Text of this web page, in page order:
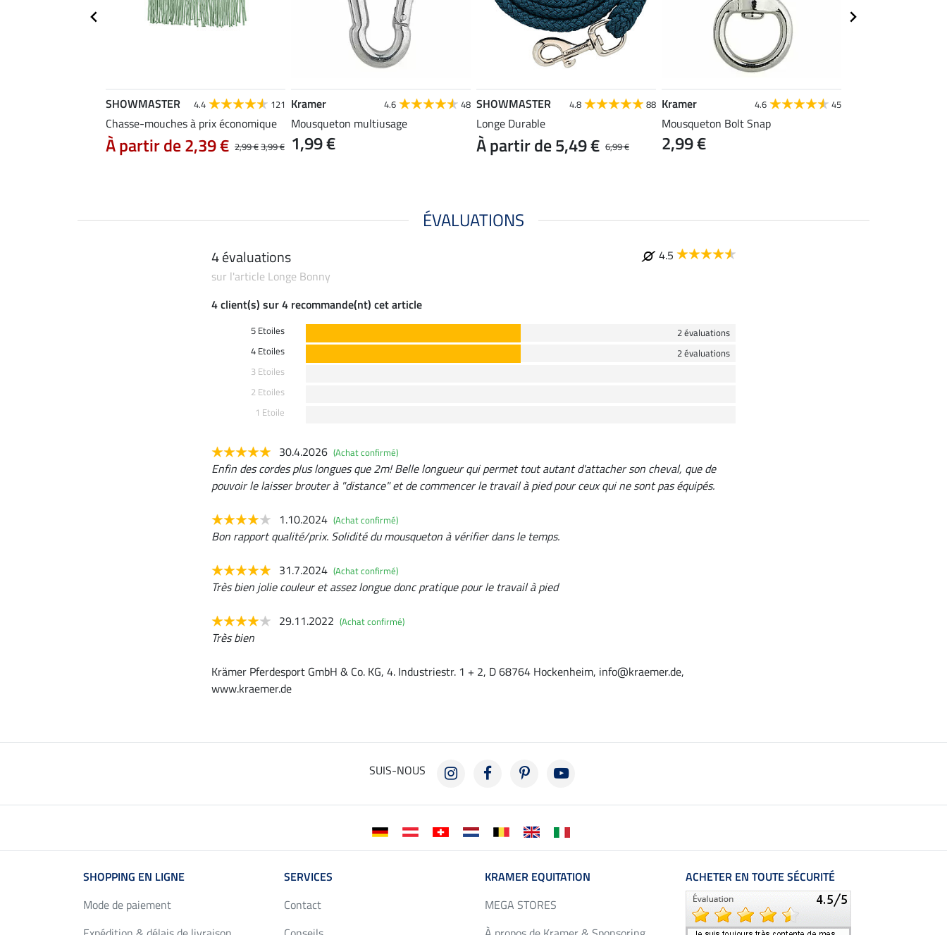
SHOWMASTER 4.4 121
Chasse-mouches à prix économique
2,99 €3,99 €
À partir de 2,39 €
Kramer 4.6 48
Mousqueton multiusage
1,99 €
SHOWMASTER 4.8 88
Longe Durable
6,99 €
À partir de 5,49 €
Kramer 4.6 45
Mousqueton Bolt Snap
2,99 €
ÉVALUATIONS
4 évaluations
4.5
sur l'article Longe Bonny
4 client(s) sur 4 recommande(nt) cet article
5 Etoiles
2 évaluations
4 Etoiles
2 évaluations
3 Etoiles
2 Etoiles
1 Etoile
30.4.2026 (Achat confirmé)
Enfin des cordes plus longues que 2m! Belle longueur qui permet tout autant d'attacher son cheval, que de
pouvoir le laisser brouter à "distance" et de commencer le travail à pied pour ceux qui ne sont pas équipés.
1.10.2024 (Achat confirmé)
Bon rapport qualité/prix. Solidité du mousqueton à vérifier dans le temps.
31.7.2024 (Achat confirmé)
Très bien jolie couleur et assez longue donc pratique pour le travail à pied
29.11.2022 (Achat confirmé)
Très bien
Krämer Pferdesport GmbH & Co. KG, 4. Industriestr. 1 + 2, D 68764 Hockenheim, info@kraemer.de,
www.kraemer.de
SUIS-NOUS
SHOPPING EN LIGNE
Mode de paiement
SERVICES
Contact
KRAMER EQUITATION
MEGA STORES
ACHETER EN TOUTE SÉCURITÉ